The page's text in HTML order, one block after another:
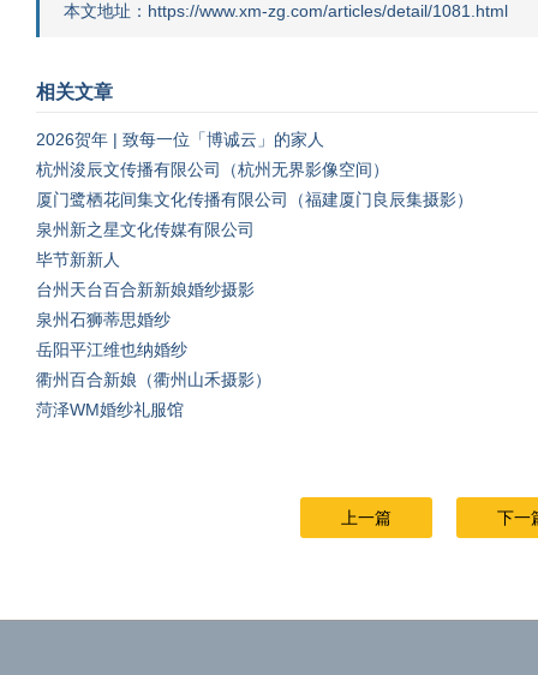
本文地址：https://www.xm-zg.com/articles/detail/1081.html
相关文章
2026贺年 | 致每一位「博诚云」的家人
杭州浚辰文传播有限公司（杭州无界影像空间）
厦门鹭栖花间集文化传播有限公司（福建厦门良辰集摄影）
泉州新之星文化传媒有限公司
毕节新新人
台州天台百合新新娘婚纱摄影
泉州石狮蒂思婚纱
岳阳平江维也纳婚纱
衢州百合新娘（衢州山禾摄影）
菏泽WM婚纱礼服馆
上一篇 下一